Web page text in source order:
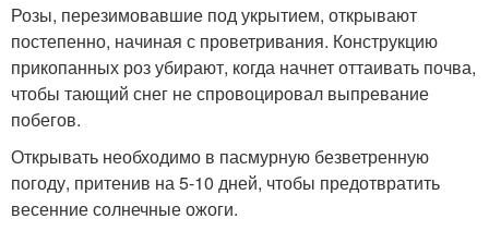
Розы, перезимовавшие под укрытием, открывают
постепенно, начиная с проветривания. Конструкцию
прикопанных роз убирают, когда начнет оттаивать почва,
чтобы тающий снег не спровоцировал выпревание
побегов.
Открывать необходимо в пасмурную безветренную
погоду, притенив на 5-10 дней, чтобы предотвратить
весенние солнечные ожоги.